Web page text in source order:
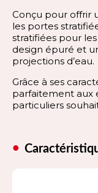
Conçu pour offrir
les portes
stratifiées pour
design épuré et
projections d’eau.
Grâce à ses
parfaitement aux
particuliers